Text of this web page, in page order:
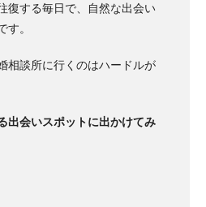
復する毎日で、自然な出会い
す。
相談所に行くのはハードルが
出会いスポットに出かけてみ